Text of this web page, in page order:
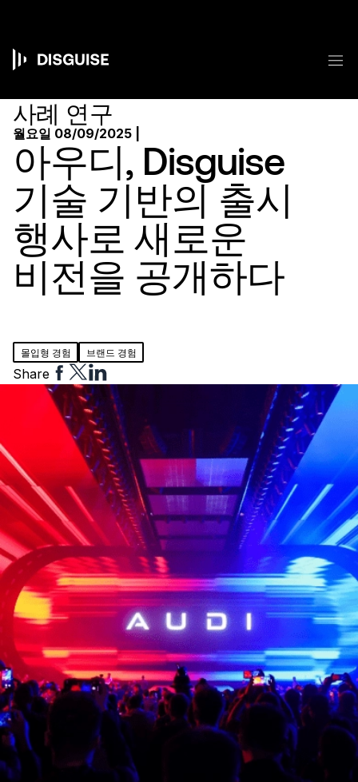
Main
navigation
사례 연구
월요일 08/09/2025 |
아우디, Disguise
기술 기반의 출시
행사로 새로운
비전을 공개하다
몰입형 경험 브랜드 경험
Share Share
to
Facebook
Share
to
Twitter
Share
to
Linkedin